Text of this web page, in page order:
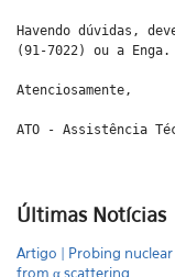
Havendo dúvidas,
(91-7022) ou a
Atenciosamente,
ATO - Assistência
Últimas Notícias
Artigo | Probing
from α scattering